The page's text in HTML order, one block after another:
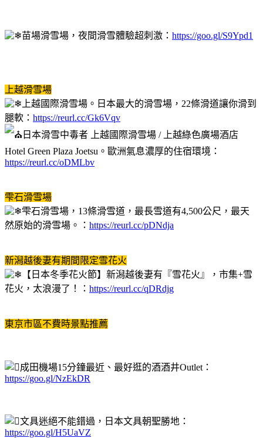
苗場滑雪場，夜間滑雪體驗超刺激： https://goo.gl/S9Ypd1
上越滑雪場
上越國際滑雪場。日本最大的滑雪場，22條滑道讓你滑到
腿軟： https://reurl.cc/Gk6Vqv
日本滑雪中毒者 上越國際滑雪場 / 上越綠色廣場酒店
Hotel Green Plaza Joetsu。歐洲氣息濃厚的住宿環境：
https://reurl.cc/oDMLbv
雫石滑雪場
雫石滑雪場，13條滑雪道，最長雪道有4,500公尺，最天
然原始的滑雪場。： https://reurl.cc/pDNdja
新潟越後妻有期間限定雪花火
【日本冬季花火節】新潟越後妻有『雪花火』，市集+雪
花火，太浪漫了！： https://reurl.cc/qDRdjg
東京市區不費時景點推薦
成田機場15分鐘最近、最好逛的酒酒井Outlet：
https://goo.gl/NzEkDR
文具迷絕不能錯過，日本文具朝聖勝地：
https://goo.gl/H5UaVZ